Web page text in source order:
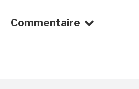
Commentaire